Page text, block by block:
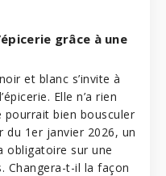
grâce à une
et blanc s’invite à
Elle n’a rien
pourrait bien bousculer
du 1er janvier 2026, un
obligatoire sur une
Changera-t-il la façon